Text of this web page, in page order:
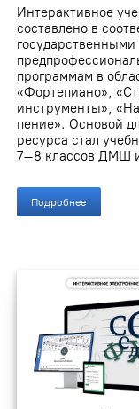
Интерактивное
составлено в
программам в
«Фортепиано»,
инструменты»,
пение». Основой
ресурса стал
7–8 классов ДМШ
Подробнее